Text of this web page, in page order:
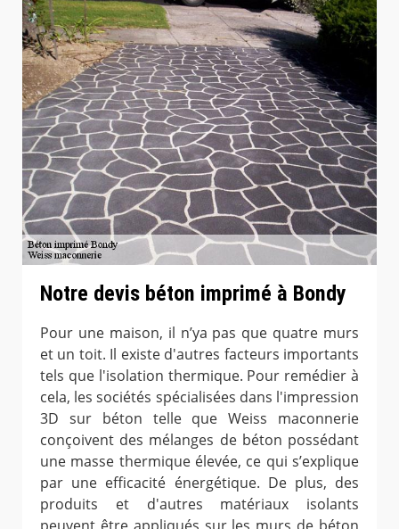
Notre devis béton imprimé à Bondy
Pour une maison, il n’ya pas que quatre murs
et un toit. Il existe d'autres facteurs importants
tels que l'isolation thermique. Pour remédier à
cela, les sociétés spécialisées dans l'impression
3D sur béton telle que Weiss maconnerie
conçoivent des mélanges de béton possédant
une masse thermique élevée, ce qui s’explique
par une efficacité énergétique. De plus, des
produits et d'autres matériaux isolants